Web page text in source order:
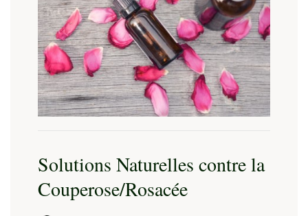
Solutions Naturelles contre la
Couperose/Rosacée